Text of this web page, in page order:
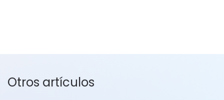
Otros artículos